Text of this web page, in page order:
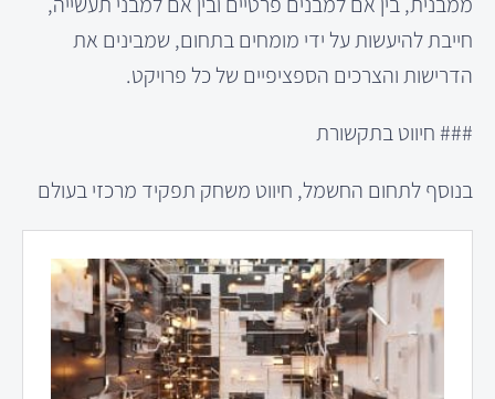
חייבת להיעשות על ידי מומחים בתחום, שמבינים את
הדרישות והצרכים הספציפיים של כל פרויקט.
### חיווט בתקשורת
בנוסף לתחום החשמל, חיווט משחק תפקיד מרכזי בעולם